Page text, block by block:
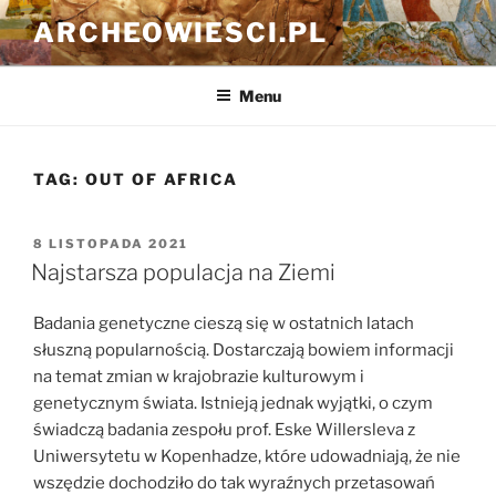
Przejdź
do
treści
ARCHEOWIESCI.PL
Menu
TAG: OUT OF AFRICA
OPUBLIKOWANE
W
8 LISTOPADA 2021
Najstarsza populacja na Ziemi
Badania genetyczne cieszą się w ostatnich latach
słuszną popularnością. Dostarczają bowiem informacji
na temat zmian w krajobrazie kulturowym i
genetycznym świata. Istnieją jednak wyjątki, o czym
świadczą badania zespołu prof. Eske Willersleva z
Uniwersytetu w Kopenhadze, które udowadniają, że nie
wszędzie dochodziło do tak wyraźnych przetasowań